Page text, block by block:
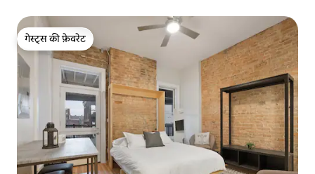
गेस्ट्स की फ़ेवरेट
गेस्ट्स की फ़ेवरेट